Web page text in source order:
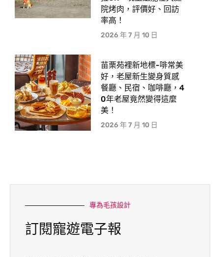
院烤肉，評價好、回訪
率高！
2026 年 7 月 10 日
苗栗苑裡新地標-啡常美
好，老屋新生變身質感
餐廳、民宿、咖啡廳，4
0年老屋竟然變得這麼
美！
2026 年 7 月 10 日
專為毛孩設計
訂閱寵遊電子報